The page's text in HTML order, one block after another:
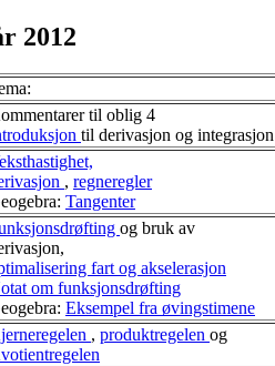
2012
til oblig 4
til derivasjon og integrasjon
, regneregler
Tangenter
og bruk av
fart og akselerasjon
om funksjonsdrøfting
Eksempel fra øvingstimene
, produktregelen og